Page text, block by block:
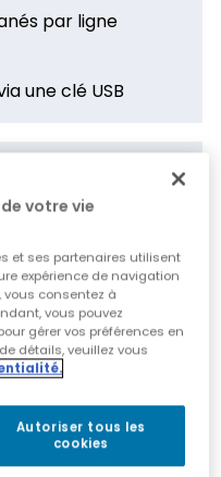
par ligne
une clé USB
votre vie
et ses partenaires utilisent
expérience de navigation
vous consentez à
vous pouvez
gérer vos préférences en
détails, veuillez vous
Autoriser tous les
cookies